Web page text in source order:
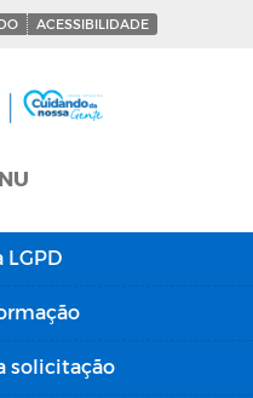
ACESSIBILIDADE
LGPD
solicitação